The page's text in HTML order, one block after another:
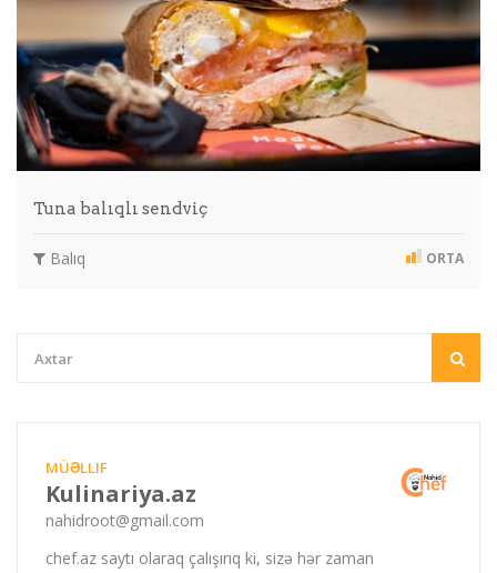
Tuna balıqlı sendviç
Balıq ORTA
MÜƏLLIF
Kulinariya.az
nahidroot@gmail.com
chef.az saytı olaraq çalışırıq ki, sizə hər zaman